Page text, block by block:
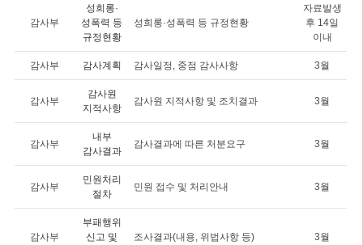
감사부
성희롱·
성폭력 등
규정현황
성희롱·성폭력 등 규정현황
자료발생
후 14일
이내
감사부 감사계획 감사일정, 중점 감사사항 3월
감사부
감사원
지적사항
감사원 지적사항 및 조치결과 3월
감사부
내부
감사결과
감사결과에 따른 처분요구 3월
감사부
민원처리
절차
민원 접수 및 처리안내 3월
감사부
부패행위
신고 및
조사결과(내용, 위법사항 등) 3월